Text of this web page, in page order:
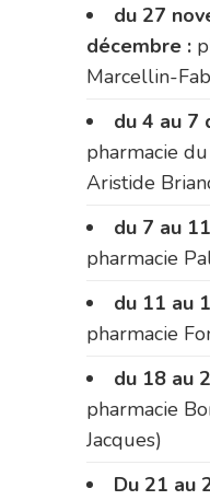
du 27
décembre :
Marcellin-
du 4 au 7
pharmacie
Aristide
du 7 au
pharmacie
du 11 au
pharmacie
du 18 au
pharmacie
Jacques)
Du 21 au